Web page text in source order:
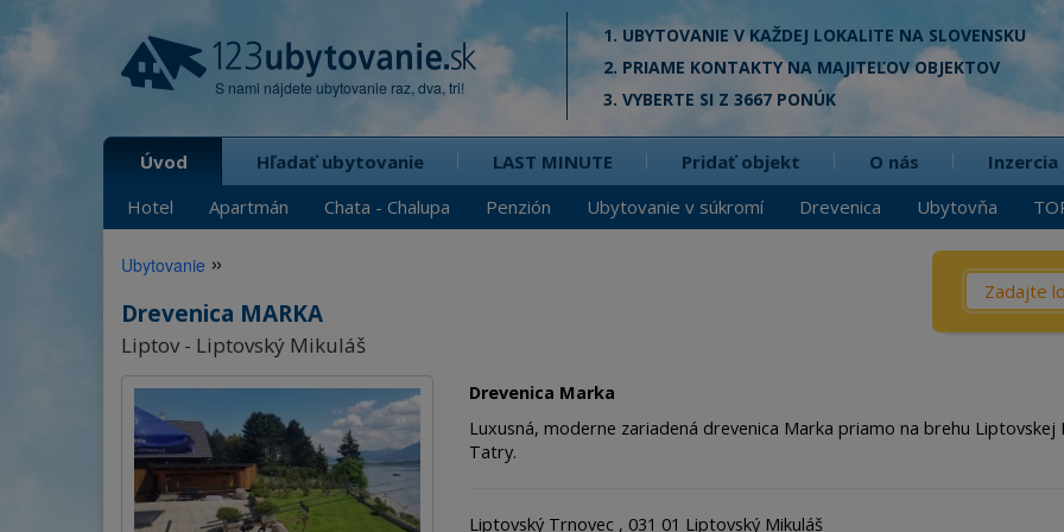
S nami nájdete ubytovanie raz, dva, tri!
1. UBYTOVANIE V KAŽDEJ LOKALITE NA SLOVENSKU
2. PRIAME KONTAKTY NA MAJITEĽOV OBJEKTOV
3. VYBERTE SI Z 3667 PONÚK
Úvod
Hotel
Apartmán Chata - Chalupa Penzión Ubytovanie v súkromí Drevenica Ubytovňa
Hľadať ubytovanie LAST MINUTE Pridať objekt O nás Inzercia
Čo? /
Chata
Ubytovanie »
Drevenica MARKA
Liptov - Liptovský Mikuláš
Drevenica Marka
Luxusná, moderne zariadená drevenica Marka priamo na brehu
Tatry.
Liptovský Trnovec , 031 01 Liptovský Mikuláš